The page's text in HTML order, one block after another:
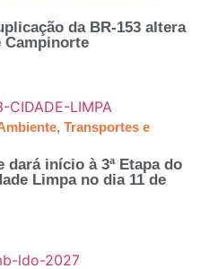
da BR-153 altera
Campinorte
, Transportes e
dará início à 3ª Etapa do
Limpa no dia 11 de